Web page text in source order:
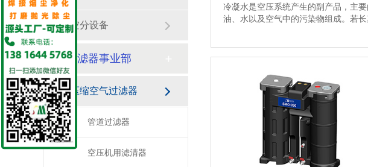
冷凝水是空压系统产生的副产品，主要
油、水以及空气中的污染物组成。若长
空分设备
过滤器事业部
压缩空气过滤器
管道过滤器
空压机用滤清器